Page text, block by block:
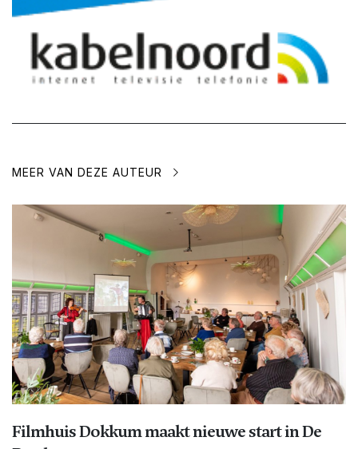
MEER VAN DEZE AUTEUR
Filmhuis Dokkum maakt nieuwe start in De